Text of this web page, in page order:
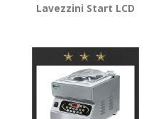
Lavezzini Start LCD